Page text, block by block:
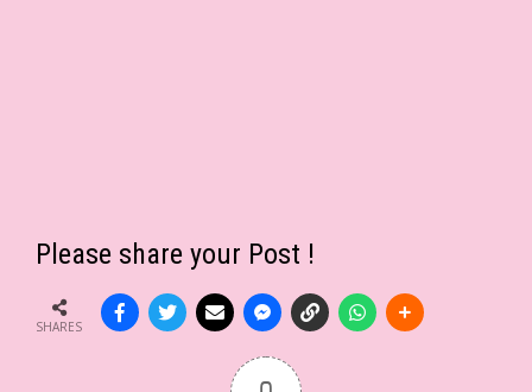
Please share your Post !
SHARES